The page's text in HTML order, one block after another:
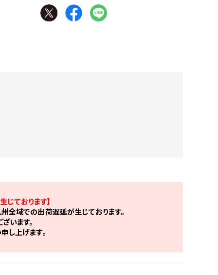
ております】
全域での出荷遅延が生じております。
います。
し上げます。